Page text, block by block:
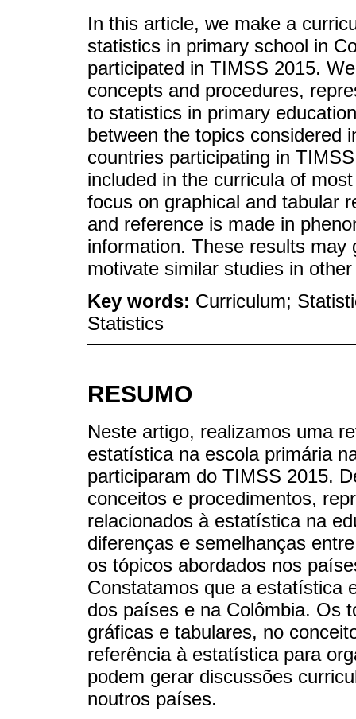
In this article, we make a
statistics in primary school in
participated in TIMSS 2015.
concepts and procedures,
to statistics in primary
between the topics considered
countries participating in
included in the curricula of
focus on graphical and tabular
and reference is made in
information. These results may
motivate similar studies in
Key words: Curriculum;
Statistics
RESUMO
Neste artigo, realizamos uma
estatística na escola primária
participaram do TIMSS 2015.
conceitos e procedimentos,
relacionados à estatística na
diferenças e semelhanças
os tópicos abordados nos
Constatamos que a estatística
dos países e na Colômbia. Os
gráficas e tabulares, no
referência à estatística para
podem gerar discussões
noutros países.